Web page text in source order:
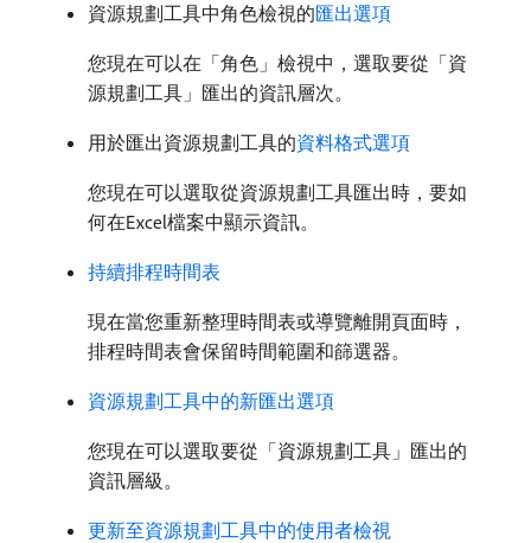
資源規劃工具中角色檢視的匯出選項
您現在可以在「角色」檢視中，選取要從「資
源規劃工具」匯出的資訊層次。
用於匯出資源規劃工具的資料格式選項
您現在可以選取從資源規劃工具匯出時，要如
何在Excel檔案中顯示資訊。
持續排程時間表
現在當您重新整理時間表或導覽離開頁面時，
排程時間表會保留時間範圍和篩選器。
資源規劃工具中的新匯出選項
您現在可以選取要從「資源規劃工具」匯出的
資訊層級。
更新至資源規劃工具中的使用者檢視